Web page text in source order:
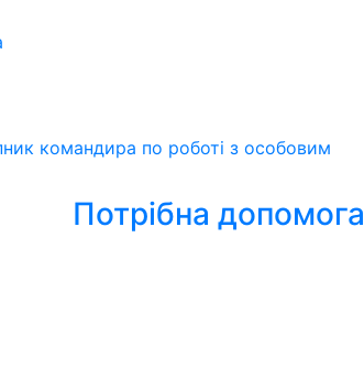
командира по роботі з особовим
Потрібна допомога